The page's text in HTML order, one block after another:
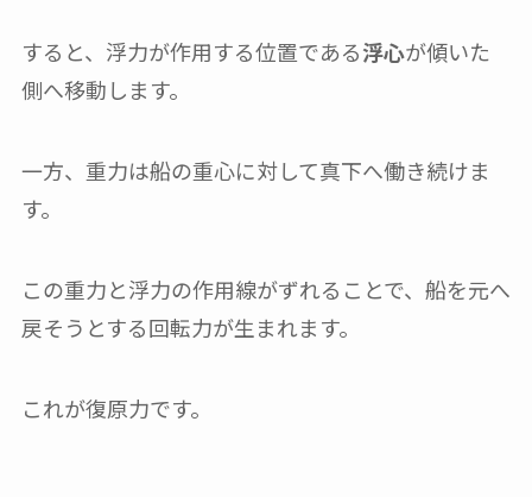
すると、浮力が作用する位置である浮心が傾いた
側へ移動します。
一方、重力は船の重心に対して真下へ働き続けま
す。
この重力と浮力の作用線がずれることで、船を元へ
戻そうとする回転力が生まれます。
これが復原力です。